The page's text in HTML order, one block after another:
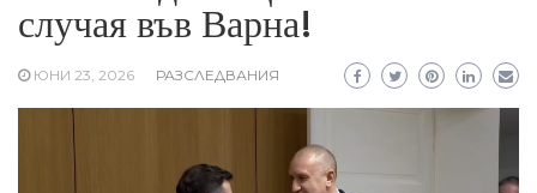
случая във Варна!
ЮНИ 23, 2026 РАЗСЛЕДВАНИЯ